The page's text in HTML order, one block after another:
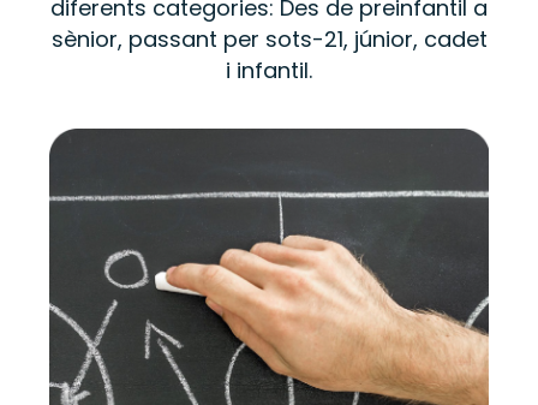
diferents categories: Des de preinfantil a
sènior, passant per sots-21, júnior, cadet
i infantil.